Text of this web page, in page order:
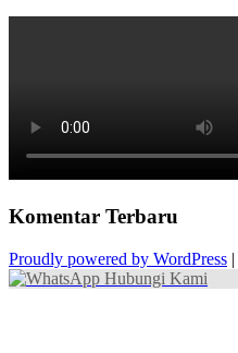
Komentar Terbaru
Proudly powered by WordPress |
Hubungi Kami